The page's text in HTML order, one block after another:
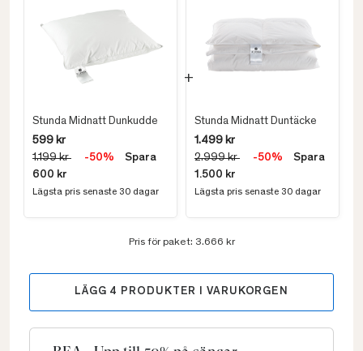
Stunda Midnatt Dunkudde
599 kr
1.199 kr
-50%
Spara
600 kr
Lägsta pris senaste 30 dagar
Stunda Midnatt Duntäcke
1.499 kr
2.999 kr
-50%
Spara
1.500 kr
Lägsta pris senaste 30 dagar
Pris för paket: 3.666 kr
LÄGG 4 PRODUKTER I VARUKORGEN